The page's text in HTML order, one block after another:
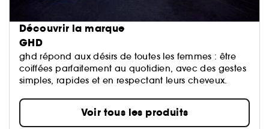
Découvrir la marque
GHD
ghd répond aux désirs de toutes les femmes : être
coiffées parfaitement au quotidien, avec des gestes
simples, rapides et en respectant leurs cheveux.
Voir tous les produits